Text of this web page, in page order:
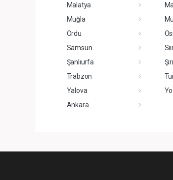
Malatya
Muğla
Ordu
Samsun
Şanlıurfa
Trabzon
Yalova
Ankara